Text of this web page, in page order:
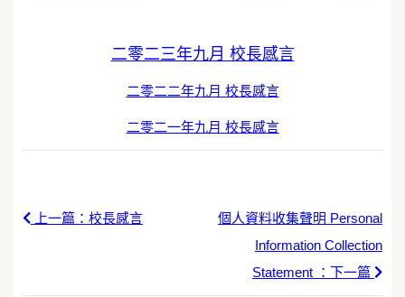
二零二三年九月 校長感言
二零二二年九月 校長感言
二零二一年九月 校長感言
上一篇：校長感言
個人資料收集聲明 Personal
Information Collection
Statement ：下一篇